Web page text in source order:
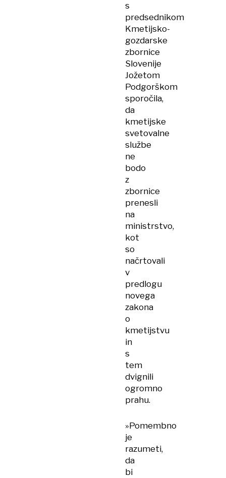
s
predsednikom
Kmetijsko-
gozdarske
zbornice
Slovenije
Jožetom
Podgorškom
sporočila,
da
kmetijske
svetovalne
službe
ne
bodo
z
zbornice
prenesli
na
ministrstvo,
kot
so
načrtovali
v
predlogu
novega
zakona
o
kmetijstvu
in
s
tem
dvignili
ogromno
prahu.
»Pomembno
je
razumeti,
da
bi